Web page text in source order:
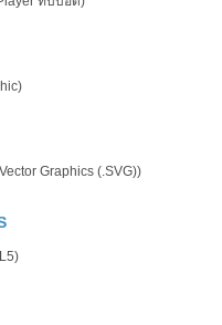
Graphics (.SVG))